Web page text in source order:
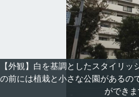
【外観】白を基調としたスタイリ
の前には植栽と小さな公園があるの
ができ